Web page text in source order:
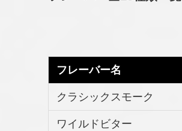
フレーバー名
クラシックスモーク
ワイルドビター